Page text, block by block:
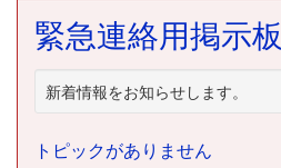
緊急連絡用掲示板
新着情報をお知らせします。
トピックがありません